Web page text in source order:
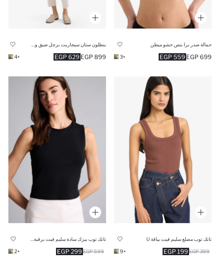
حمالة صدر برا بنص حشو مبطن
559 EGP 699 EGP
+3
629 EGP 899 EGP
+4
تانك توب مضلع سليم فيت بياقة U
199 EGP 399 EGP
+9
299 EGP 599 EGP
+2